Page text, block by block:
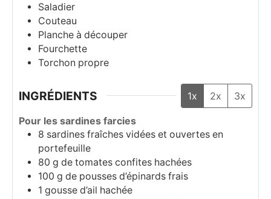
Saladier
Couteau
Planche à découper
Fourchette
Torchon propre
INGRÉDIENTS 1x 2x 3x
Pour les sardines farcies
8 sardines fraîches vidées et ouvertes en
portefeuille
80 g de tomates confites hachées
100 g de pousses d’épinards frais
1 gousse d’ail hachée